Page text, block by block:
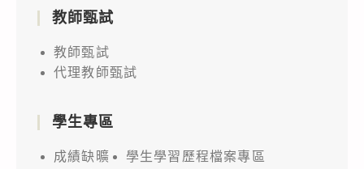
訊，
邀
請
校
生
教師甄試
教師甄試
代理教師甄試
學生專區
成績缺曠
學生學習歷程檔案專區